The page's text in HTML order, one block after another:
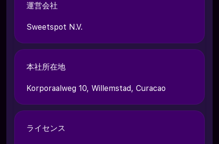
運営会社
Sweetspot N.V.
本社所在地
Korporaalweg 10, Willemstad, Curacao
ライセンス